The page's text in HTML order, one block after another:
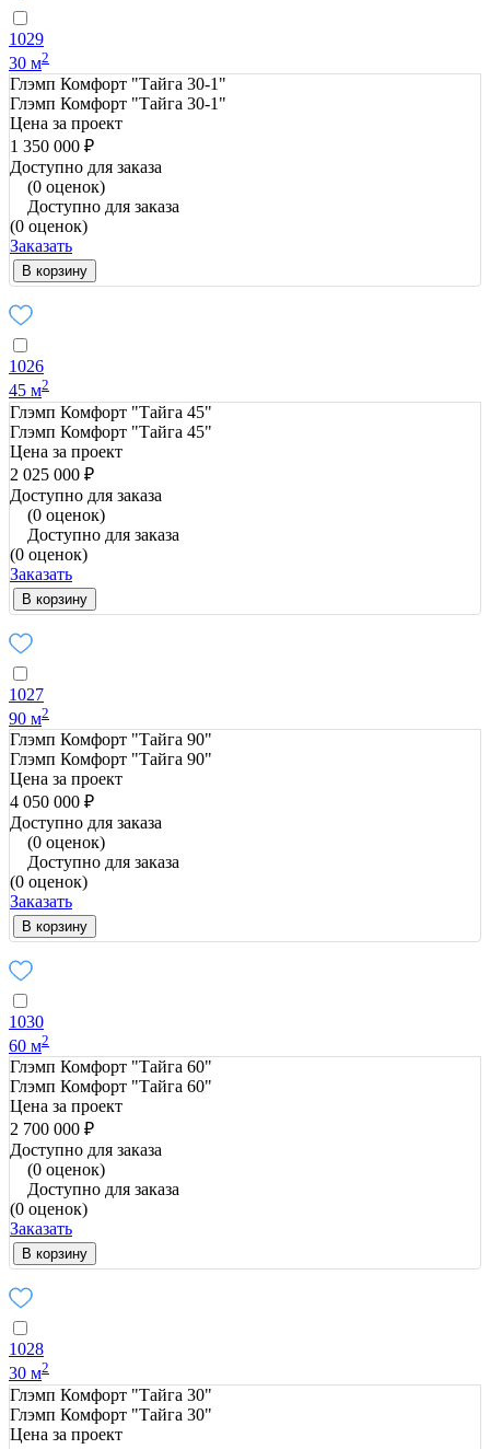
1029
30 м2
Глэмп Комфорт "Тайга 30-1"
Глэмп Комфорт "Тайга 30-1"
Цена за проект
1 350 000 ₽
Доступно для заказа
(0 оценок)
Доступно для заказа
(0 оценок)
Заказать
В корзину
1026
45 м2
Глэмп Комфорт "Тайга 45"
Глэмп Комфорт "Тайга 45"
Цена за проект
2 025 000 ₽
Доступно для заказа
(0 оценок)
Доступно для заказа
(0 оценок)
Заказать
В корзину
1027
90 м2
Глэмп Комфорт "Тайга 90"
Глэмп Комфорт "Тайга 90"
Цена за проект
4 050 000 ₽
Доступно для заказа
(0 оценок)
Доступно для заказа
(0 оценок)
Заказать
В корзину
1030
60 м2
Глэмп Комфорт "Тайга 60"
Глэмп Комфорт "Тайга 60"
Цена за проект
2 700 000 ₽
Доступно для заказа
(0 оценок)
Доступно для заказа
(0 оценок)
Заказать
В корзину
1028
30 м2
Глэмп Комфорт "Тайга 30"
Глэмп Комфорт "Тайга 30"
Цена за проект